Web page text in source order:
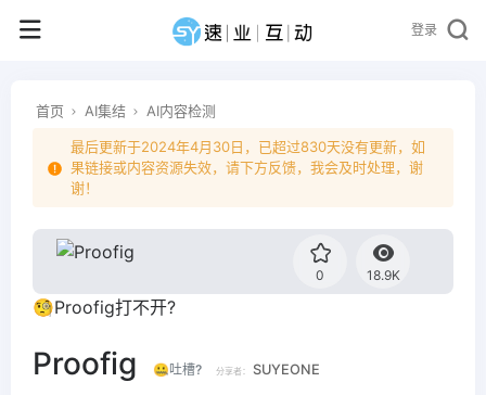
登录
首页 AI集结 AI内容检测
最后更新于2024年4月30日，已超过830天没有更新，如
果链接或内容资源失效，请下方反馈，我会及时处理，谢
谢！
0 18.9K
🧐Proofig打不开?
Proofig 🤐吐槽? 分享者： SUYEONE